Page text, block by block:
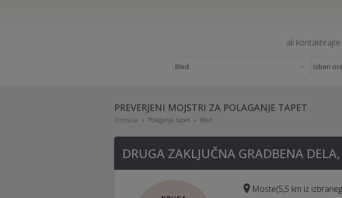
ali
PREVERJENI MOJSTRI ZA POLAGANJE TAPET
Omisli.si Polaganje tapet Bled
DRUGA ZAKLJUČNA GRADBENA
Moste(5,5 km iz